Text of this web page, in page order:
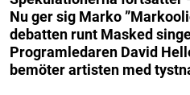
Nu ger sig Marko
debatten runt Masked
Programledaren David
bemöter artisten med